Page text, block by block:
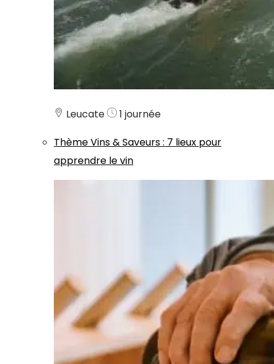
Leucate
1 journée
ThèmeVins & Saveurs: 7 lieux pour
apprendre le vin